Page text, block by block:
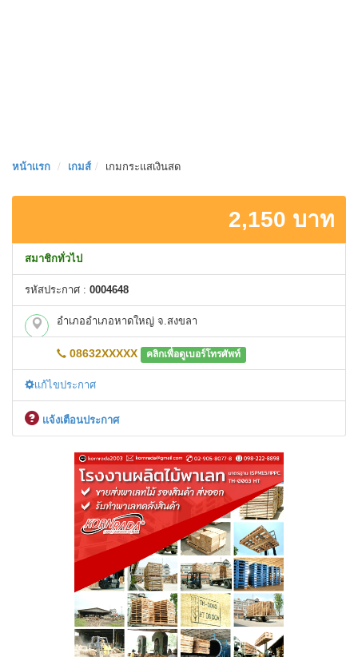
หน้าเเรก เกมส์ เกมกระแสเงินสด
2,150 บาท
สมาชิกทั่วไป
รหัสประกาศ : 0004648
อำเภออำเภอหาดใหญ่ จ.สงขลา
08632XXXXX คลิกเพื่อดูเบอร์โทรศัพท์
เเก้ไขประกาศ
เเจ้งเตือนประกาศ